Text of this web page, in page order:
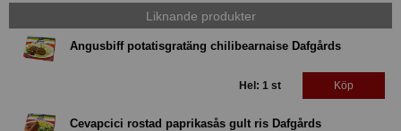
Liknande produkter
Angusbiff potatisgratäng chilibearnaise Dafgårds
Hel: 1 st Köp
Cevapcici rostad paprikasås gult ris Dafgårds